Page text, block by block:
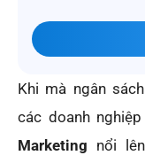
Khi mà ngân
các doanh
Marketing nổi